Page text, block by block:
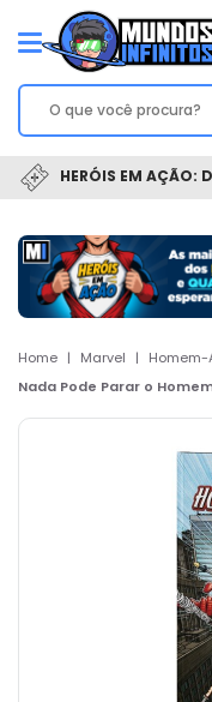
HERÓIS EM
Home | Marvel |
Nada Pode Parar o